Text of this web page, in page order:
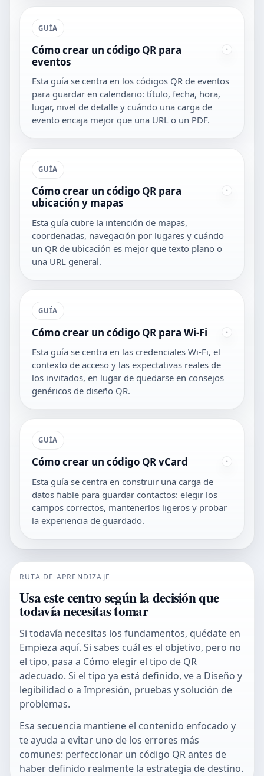
GUÍA
Cómo crear un código QR para
eventos
Esta guía se centra en los códigos QR de eventos
para guardar en calendario: título, fecha, hora,
lugar, nivel de detalle y cuándo una carga de
evento encaja mejor que una URL o un PDF.
GUÍA
Cómo crear un código QR para
ubicación y mapas
Esta guía cubre la intención de mapas,
coordenadas, navegación por lugares y cuándo
un QR de ubicación es mejor que texto plano o
una URL general.
GUÍA
Cómo crear un código QR para Wi-Fi
Esta guía se centra en las credenciales Wi-Fi, el
contexto de acceso y las expectativas reales de
los invitados, en lugar de quedarse en consejos
genéricos de diseño QR.
GUÍA
Cómo crear un código QR vCard
Esta guía se centra en construir una carga de
datos fiable para guardar contactos: elegir los
campos correctos, mantenerlos ligeros y probar
la experiencia de guardado.
RUTA DE APRENDIZAJE
Usa este centro según la decisión que
todavía necesitas tomar
Si todavía necesitas los fundamentos, quédate en
Empieza aquí. Si sabes cuál es el objetivo, pero no
el tipo, pasa a Cómo elegir el tipo de QR
adecuado. Si el tipo ya está definido, ve a Diseño y
legibilidad o a Impresión, pruebas y solución de
problemas.
Esa secuencia mantiene el contenido enfocado y
te ayuda a evitar uno de los errores más
comunes: perfeccionar un código QR antes de
haber definido realmente la estrategia de destino.